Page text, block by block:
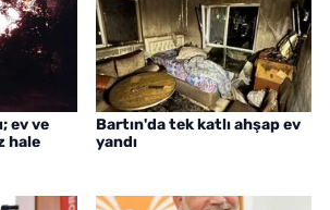
ev ve
hale
Bartın'da tek katlı ahşap ev
yandı